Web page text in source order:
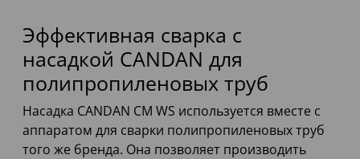
Эффективная сварка с
насадкой CANDAN для
полипропиленовых труб
Насадка CANDAN CM WS используется вместе с
аппаратом для сварки полипропиленовых труб
того же бренда. Она позволяет производить